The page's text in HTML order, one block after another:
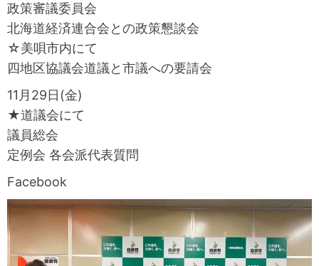
政策審議委員会
北海道経済連合会との政策懇談会
☆美唄市内にて
四地区協議会道議と市議への要請会
11月29日(金)
★道議会にて
議員総会
定例会 各会派代表質問
Facebook